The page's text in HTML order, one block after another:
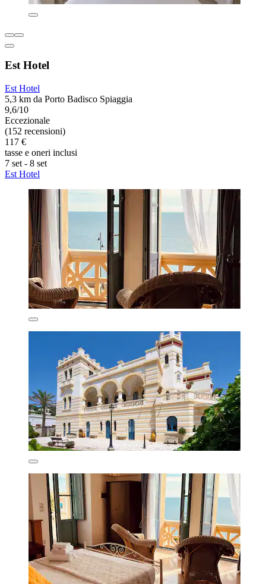
Est Hotel
Est Hotel
5,3 km da Porto Badisco Spiaggia
9,6/10
Eccezionale
(152 recensioni)
117 €
tasse e oneri inclusi
7 set - 8 set
Est Hotel